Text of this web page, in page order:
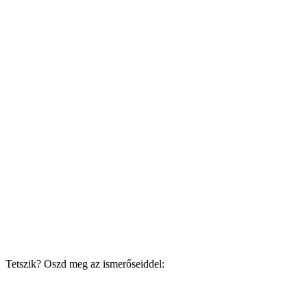
Tetszik? Oszd meg az ismerőseiddel: